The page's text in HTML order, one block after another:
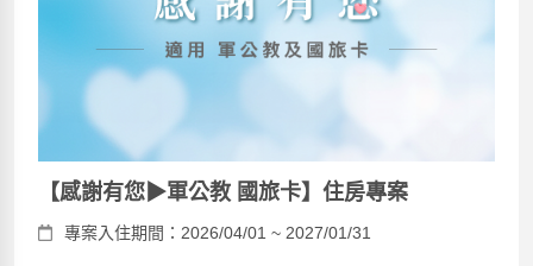
【感謝有您▶軍公教 國旅卡】住房專案
專案入住期間：2026/04/01 ~ 2027/01/31